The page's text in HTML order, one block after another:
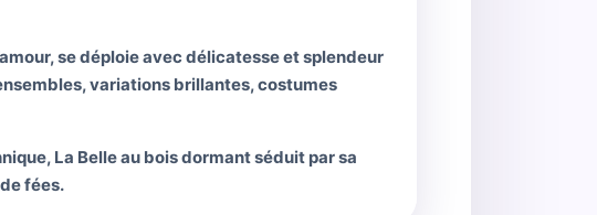
se déploie avec délicatesse et splendeur
variations brillantes, costumes
La Belle au bois dormant séduit par sa
fées.